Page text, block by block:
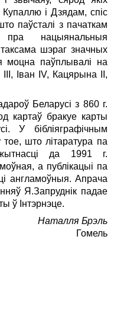
i Дзядам, спiс
паўсталi з пачаткам
пра нацыянальныя
шэраг значных
моцна паўплывалi на
Iван IV, Кацярына II,
Беларусi з 860 г.
картаў бракуе карты
У бiблiяграфiчным
тое, што лiтаратура па
да 1991 г.
а публiкацыi па
англамоўныя. Апрача
Я.Запруднік падае
ў Iнтэрнэце.
Наталля Брэль
Гомель